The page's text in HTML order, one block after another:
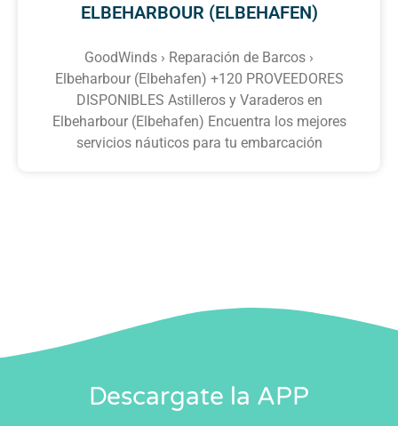
ELBEHARBOUR (ELBEHAFEN)
GoodWinds › Reparación de Barcos ›
Elbeharbour (Elbehafen) +120 PROVEEDORES
DISPONIBLES Astilleros y Varaderos en
Elbeharbour (Elbehafen) Encuentra los mejores
servicios náuticos para tu embarcación
Descargate la APP